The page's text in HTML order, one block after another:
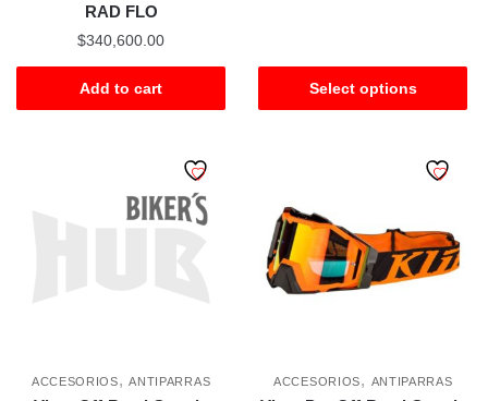
RAD FLO
$340,600.00
Add to cart Select options
ACCESORIOS,ANTIPARRAS ACCESORIOS, ANTIPARRAS